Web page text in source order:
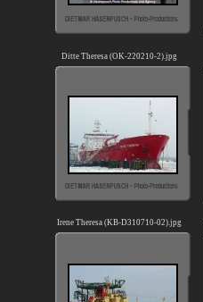
Ditte Theresa (OK-220210-2).jpg
Irene Theresa (KB-D310710-02).jpg